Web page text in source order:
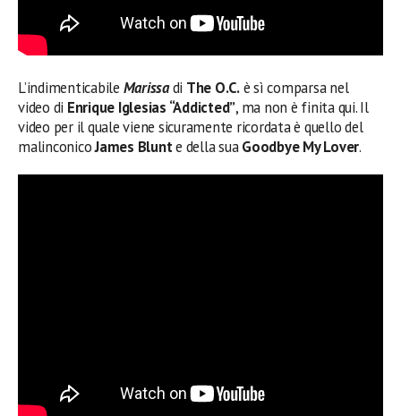
L’indimenticabile Marissadi The O.C.è sì comparsa nel
video di Enrique Iglesias “Addicted”, ma non è finita qui. Il
video per il quale viene sicuramente ricordata è quello del
malinconicoJames Blunte della suaGoodbye My Lover.